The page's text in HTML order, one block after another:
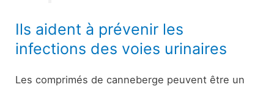
Ils aident à prévenir les
infections des voies urinaires
Les comprimés de canneberge peuvent être un